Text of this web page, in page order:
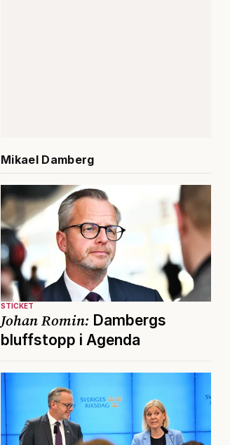
Mikael Damberg
STICKET
Johan Romin: Dambergs
bluffstopp i Agenda